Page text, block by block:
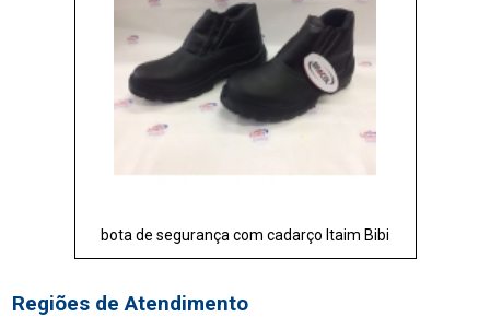
bota de segurança com cadarço Itaim Bibi
Regiões de Atendimento